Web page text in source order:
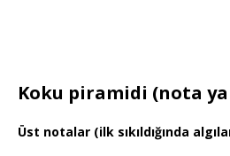
Koku piramidi (nota
Üst notalar (ilk sıkıldığında